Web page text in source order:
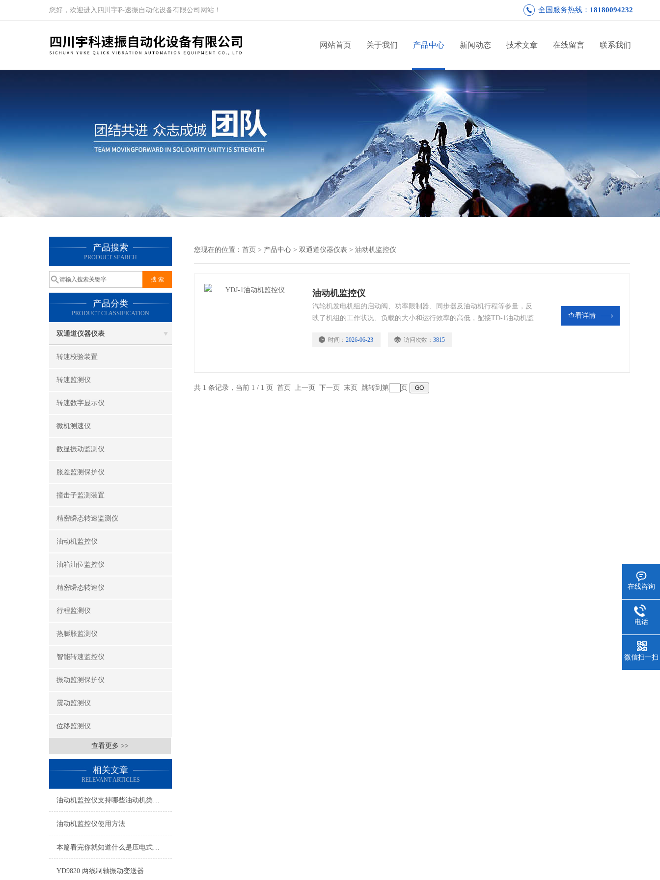
您好，欢迎进入四川宇科速振自动化设备有限公司网站！ 全国服务热线： 18180094232
网站首页 关于我们 产品中心 新闻动态 技术文章 在线留言 联系我们
产品搜索
PRODUCT SEARCH
产品分类
PRODUCT CLASSIFICATION
双通道仪器仪表
转速校验装置
转速监测仪
转速数字显示仪
微机测速仪
数显振动监测仪
胀差监测保护仪
撞击子监测装置
精密瞬态转速监测仪
油动机监控仪
油箱油位监控仪
精密瞬态转速仪
行程监测仪
热膨胀监测仪
智能转速监控仪
振动监测保护仪
震动监测仪
位移监测仪
查看更多 >>
相关文章
RELEVANT ARTICLES
油动机监控仪支持哪些油动机类型的监测？
油动机监控仪使用方法
本篇看完你就知道什么是压电式速度传感器了
YD9820 两线制轴振动变送器
您现在的位置： 首页 > 产品中心 > 双通道仪器仪表 > 油动机监控仪
油动机监控仪
汽轮机发电机组的启动阀、功率限制器、同步器及油动机行程等参量，反
映了机组的工作状况、负载的大小和运行效率的高低，配接TD-1油动机监
时间： 2026-06-23 访问次数： 3815
查看详情
共 1 条记录，当前 1 / 1 页 首页 上一页 下一页 末页 跳转到第 页
在线咨询
电话
微信扫一扫